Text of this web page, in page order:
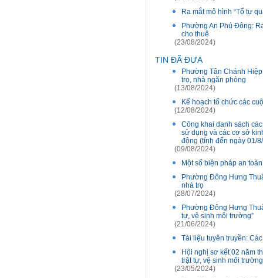
Ra mắt mô hình “Tổ tự
Phường An Phú Đông:
cho thuê
(23/08/2024)
TIN ĐÃ ĐƯA
Phường Tân Chánh
trọ, nhà ngăn phòng
(13/08/2024)
Kế hoạch tổ chức các
(12/08/2024)
Công khai danh sách
sử dụng và các cơ sở
động (tính đến ngày 01/
(09/08/2024)
Một số biện pháp an
Phường Đông Hưng
nhà trọ
(28/07/2024)
Phường Đông Hưng
tự, vệ sinh môi trường”
(21/06/2024)
Tài liệu tuyên truyền:
Hội nghị sơ kết 02 năm
trật tự, vệ sinh môi
(23/05/2024)